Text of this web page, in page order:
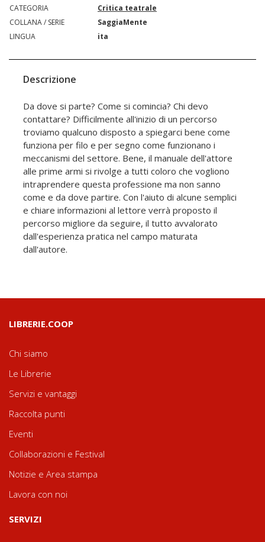
CATEGORIA
Critica teatrale
COLLANA / SERIE
SaggiaMente
LINGUA
ita
Descrizione
Da dove si parte? Come si comincia? Chi devo
contattare? Difficilmente all'inizio di un percorso
troviamo qualcuno disposto a spiegarci bene come
funziona per filo e per segno come funzionano i
meccanismi del settore. Bene, il manuale dell'attore
alle prime armi si rivolge a tutti coloro che vogliono
intraprendere questa professione ma non sanno
come e da dove partire. Con l'aiuto di alcune semplici
e chiare informazioni al lettore verrà proposto il
percorso migliore da seguire, il tutto avvalorato
dall'esperienza pratica nel campo maturata
dall'autore.
LIBRERIE.COOP
Chi siamo
Le Librerie
Servizi e vantaggi
Raccolta punti
Eventi
Collaborazioni e Festival
Notizie e Area stampa
Lavora con noi
SERVIZI